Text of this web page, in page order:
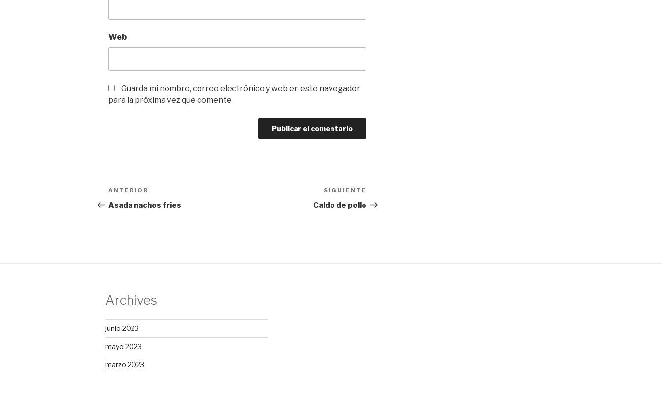
Web
Guarda mi nombre, correo electrónico y web en este navegador
para la próxima vez que comente.
Navegación
de
Entrada
anterior:
ANTERIOR
Asada nachos fries
entrada
SIGUIENTE
Caldo de pollo
Archives
junio 2023
mayo 2023
marzo 2023